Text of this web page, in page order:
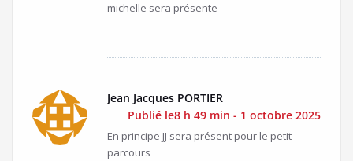
michelle sera présente
Jean Jacques PORTIER
Publié le8 h 49 min - 1 octobre 2025
En principe JJ sera présent pour le petit
parcours